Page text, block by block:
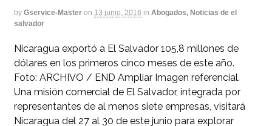
by Gservice-Master on 13 junio, 2016 in Abogados, Noticias de el
salvador
Nicaragua exportó a El Salvador 105,8 millones de
dólares en los primeros cinco meses de este año.
Foto: ARCHIVO / END Ampliar Imagen referencial.
Una misión comercial de El Salvador, integrada por
representantes de al menos siete empresas, visitará
Nicaragua del 27 al 30 de este junio para explorar